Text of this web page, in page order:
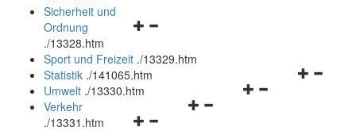
Navigationsmenü
und
schließen
Sicherheit und
Ordnung
./13328.htm
Sport und Freizeit ./13329.htm
Navigationsmenü
Statistik ./141065.htm
Navigationsmenü
Umwelt ./13330.htm
Navigationsmenü
Verkehr
./13331.htm